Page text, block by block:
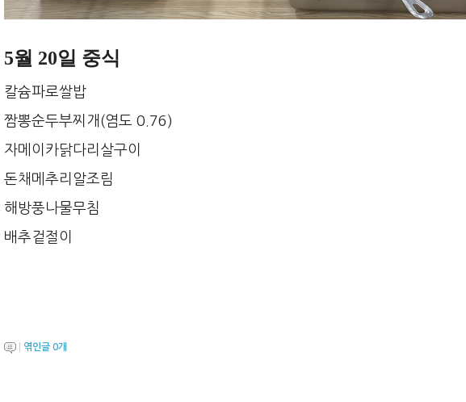
5월 20일 중식
칼슘파로쌀밥
짬뽕순두부찌개(염도 0.76)
자메이카닭다리살구이
돈채메추리알조림
해방풍나물무침
배추겉절이
엮인글 0개